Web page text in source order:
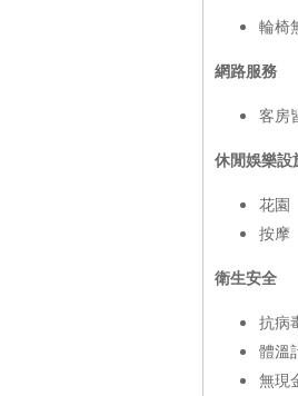
輪椅
網路服務
客房
休閒娛樂設
花園
按摩
衛生安全
抗病
體溫
無現